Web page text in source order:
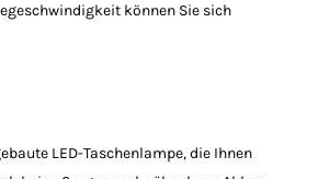
können Sie sich
LED-Taschenlampe, die Ihnen